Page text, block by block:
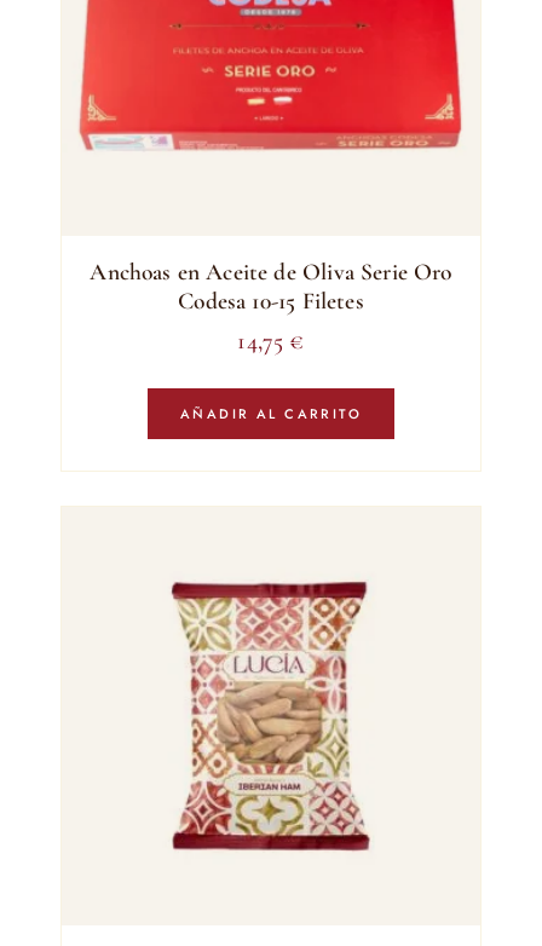
Anchoas en Aceite de Oliva Serie Oro
Codesa 10-15 Filetes
14,75 €
AÑADIR AL CARRITO